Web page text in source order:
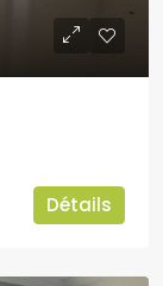
Détails